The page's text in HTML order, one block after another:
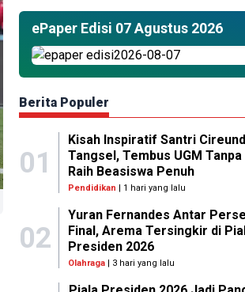
ePaper Edisi 07 Agustus 2026
Berita Populer
01
Kisah Inspiratif Santri
Tangsel, Tembus UGM
Raih Beasiswa Penuh
Pendidikan | 1 hari yang lalu
02
Yuran Fernandes Antar
Final, Arema Tersingkir di
Presiden 2026
Olahraga | 3 hari yang lalu